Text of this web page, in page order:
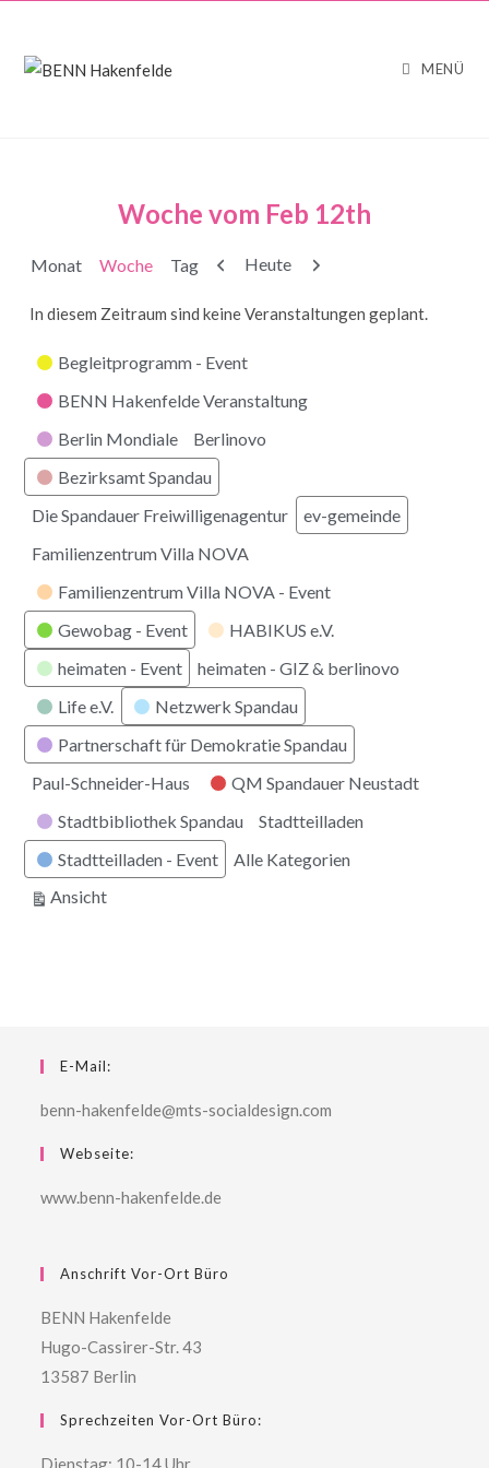
MENÜ
Woche vom Feb 12th
Monat Woche Tag Zurück
Heute Weiter
In diesem Zeitraum sind keine Veranstaltungen geplant.
Kategorien
Begleitprogramm - Event
BENN Hakenfelde Veranstaltung
Berlin Mondiale
Berlinovo
Bezirksamt Spandau
Die Spandauer Freiwilligenagentur
ev-gemeinde
Familienzentrum Villa NOVA
Familienzentrum Villa NOVA - Event
Gewobag - Event
HABIKUS e.V.
heimaten - Event
heimaten - GIZ & berlinovo
Life e.V.
Netzwerk Spandau
Partnerschaft für Demokratie Spandau
Paul-Schneider-Haus
QM Spandauer Neustadt
Stadtbibliothek Spandau
Stadtteilladen
Stadtteilladen - Event
Alle Kategorien
Ansichtausdrucken
E-Mail:
benn-hakenfelde@mts-socialdesign.com
Webseite:
www.benn-hakenfelde.de
Anschrift Vor-Ort Büro
BENN Hakenfelde
Hugo-Cassirer-Str. 43
13587 Berlin
Sprechzeiten Vor-Ort Büro:
Dienstag: 10-14 Uhr